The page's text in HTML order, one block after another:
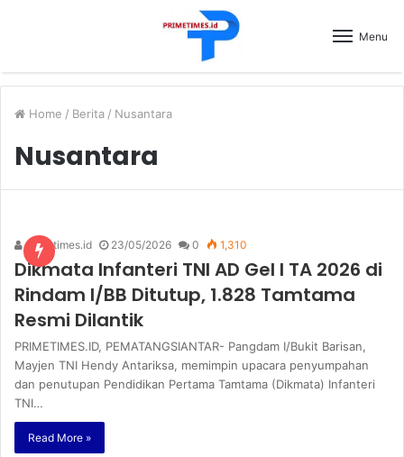
Menu
Home / Berita / Nusantara
Nusantara
primetimes.id 23/05/2026 0 1,310
Dikmata Infanteri TNI AD Gel I TA 2026 di
Rindam I/BB Ditutup, 1.828 Tamtama
Resmi Dilantik
PRIMETIMES.ID, PEMATANGSIANTAR- Pangdam I/Bukit Barisan,
Mayjen TNI Hendy Antariksa, memimpin upacara penyumpahan
dan penutupan Pendidikan Pertama Tamtama (Dikmata) Infanteri
TNI…
Read More »